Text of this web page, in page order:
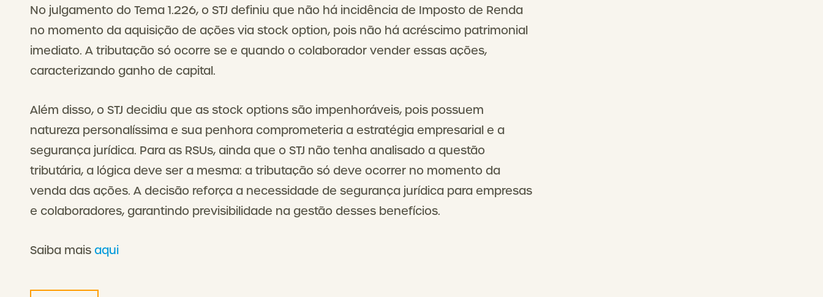
No julgamento do Tema 1.226, o STJ definiu que não há incidência de Imposto de Renda
no momento da aquisição de ações via stock option, pois não há acréscimo patrimonial
imediato. A tributação só ocorre se e quando o colaborador vender essas ações,
caracterizando ganho de capital.
Além disso, o STJ decidiu que as stock options são impenhoráveis, pois possuem
natureza personalíssima e sua penhora comprometeria a estratégia empresarial e a
segurança jurídica. Para as RSUs, ainda que o STJ não tenha analisado a questão
tributária, a lógica deve ser a mesma: a tributação só deve ocorrer no momento da
venda das ações. A decisão reforça a necessidade de segurança jurídica para empresas
e colaboradores, garantindo previsibilidade na gestão desses benefícios.
Saiba mais aqui